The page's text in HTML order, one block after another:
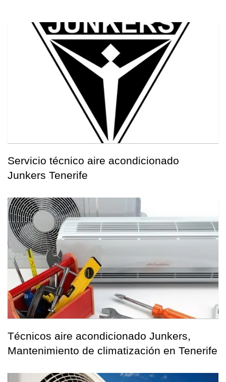
Servicio técnico aire acondicionado
Junkers Tenerife
Técnicos aire acondicionado Junkers,
Mantenimiento de climatización en Tenerife